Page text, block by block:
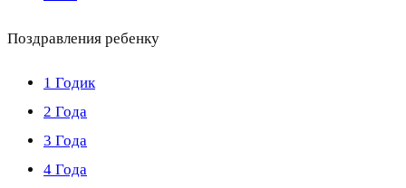
Поздравления ребенку
1 Годик
2 Года
3 Года
4 Года